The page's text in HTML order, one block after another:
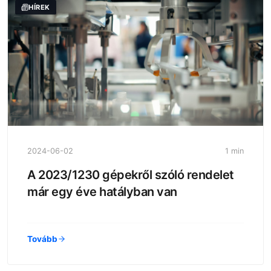
HÍREK
2024-06-02 1 min
A 2023/1230 gépekről szóló rendelet
már egy éve hatályban van
Tovább